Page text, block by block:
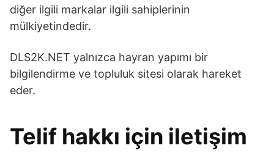
diğer ilgili markalar ilgili sahiplerinin
mülkiyetindedir.
DLS2K.NET yalnızca hayran yapımı bir
bilgilendirme ve topluluk sitesi olarak hareket
eder.
Telif hakkı için iletişim